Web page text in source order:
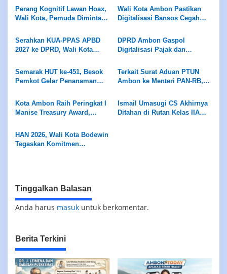
Teknologi Laut
Perang Kognitif Lawan Hoax,
Wali Kota, Pemuda Diminta
Wali Kota Ambon Pastikan
Digitalisasi Bansos Cegah
Antisipasi Krisis Air Bersih
Serahkan KUA-PPAS APBD
2027 ke DPRD, Wali Kota
Tumbuh 5,7 Persen
DPRD Ambon Gaspol
Digitalisasi Pajak dan
Semarak HUT ke-451, Besok
Pemkot Gelar Penanaman
Terkait Surat Aduan PTUN
Ambon ke Menteri PAN-RB,
Objektif, Utuh, dan
Berdasarkan Fakta
Kota Ambon Raih Peringkat I
Manise Treasury Award,
Dana Desa Semester I 2026
Ismail Umasugi CS Akhirnya
Ditahan di Rutan Kelas IIA
HAN 2026, Wali Kota Bodewin
Tegaskan Komitmen
Tinggalkan Balasan
Anda harus masuk untuk berkomentar.
Berita Terkini